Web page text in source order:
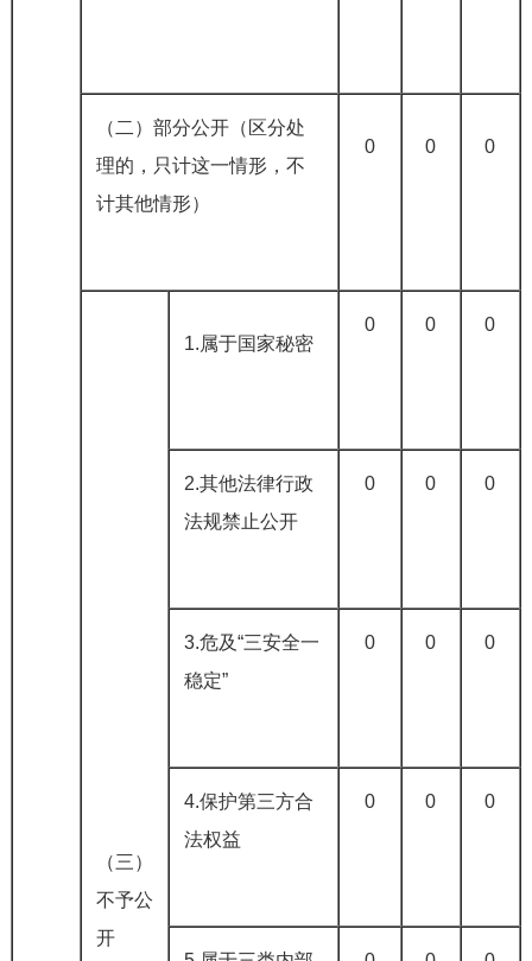
（二）部分公开（区分处
理的，只计这一情形，不
计其他情形）
0 0 0
（三）
不予公
开
1.属于国家秘密
0 0 0
2.其他法律行政
法规禁止公开
0 0 0
3.危及“三安全一
稳定”
0 0 0
4.保护第三方合
法权益
0 0 0